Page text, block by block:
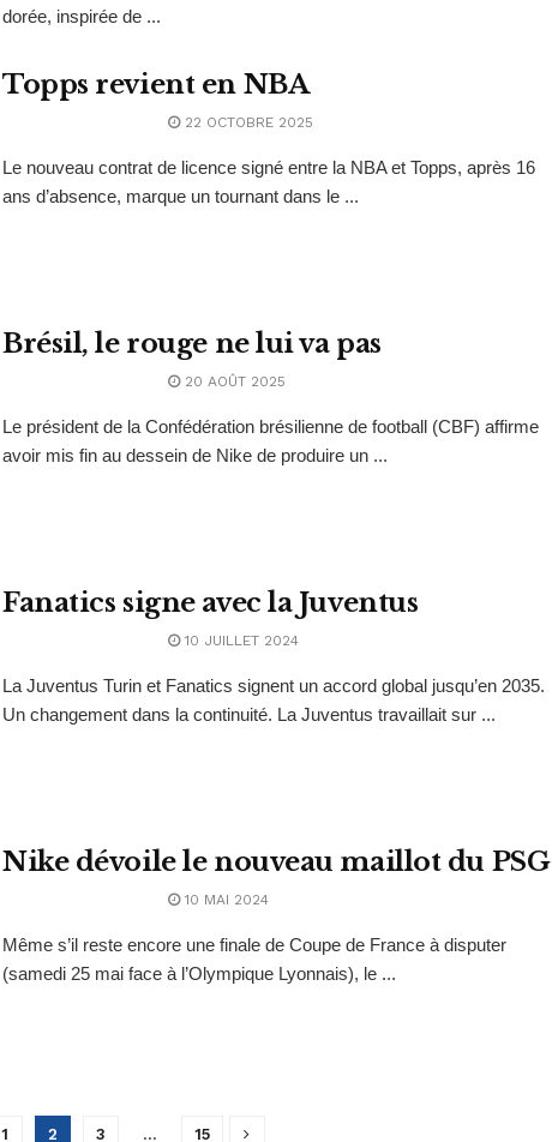
dorée, inspirée de ...
Topps revient en NBA
22 OCTOBRE 2025
Le nouveau contrat de licence signé entre la NBA et Topps, après 16
ans d’absence, marque un tournant dans le ...
Brésil, le rouge ne lui va pas
20 AOÛT 2025
Le président de la Confédération brésilienne de football (CBF) affirme
avoir mis fin au dessein de Nike de produire un ...
Fanatics signe avec la Juventus
10 JUILLET 2024
La Juventus Turin et Fanatics signent un accord global jusqu’en 2035.
Un changement dans la continuité. La Juventus travaillait sur ...
Nike dévoile le nouveau maillot du PSG
10 MAI 2024
Même s’il reste encore une finale de Coupe de France à disputer
(samedi 25 mai face à l’Olympique Lyonnais), le ...
1 2 3 … 15